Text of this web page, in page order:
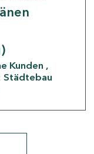
Kunden
Städtebau